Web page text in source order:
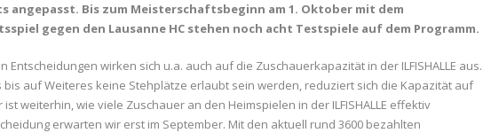
angepasst. Bis zum Meisterschaftsbeginn am 1. Oktober mit dem
gegen den Lausanne HC stehen noch acht Testspiele auf dem Programm.
Entscheidungen wirken sich u.a. auch auf die Zuschauerkapazität in der ILFISHALLE aus.
bis auf Weiteres keine Stehplätze erlaubt sein werden, reduziert sich die Kapazität auf
weiterhin, wie viele Zuschauer an den Heimspielen in der ILFISHALLE effektiv
erwarten wir erst im September. Mit den aktuell rund 3600 bezahlten